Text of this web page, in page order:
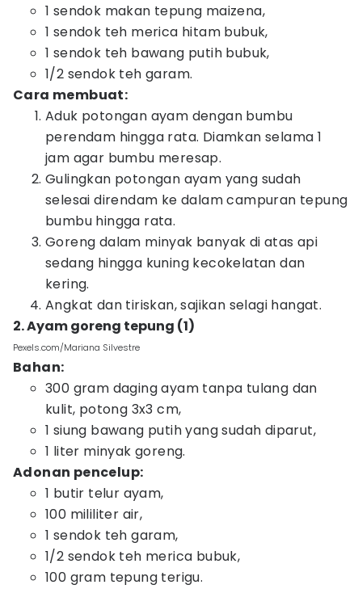
1 sendok makan tepung maizena,
1 sendok teh merica hitam bubuk,
1 sendok teh bawang putih bubuk,
1/2 sendok teh garam.
Cara membuat:
Aduk potongan ayam dengan bumbu
perendam hingga rata. Diamkan selama 1
jam agar bumbu meresap.
Gulingkan potongan ayam yang sudah
selesai direndam ke dalam campuran tepung
bumbu hingga rata.
Goreng dalam minyak banyak di atas api
sedang hingga kuning kecokelatan dan
kering.
Angkat dan tiriskan, sajikan selagi hangat.
2. Ayam goreng tepung (1)
Pexels.com/Mariana Silvestre
Bahan:
300 gram daging ayam tanpa tulang dan
kulit, potong 3x3 cm,
1 siung bawang putih yang sudah diparut,
1 liter minyak goreng.
Adonan pencelup:
1 butir telur ayam,
100 mililiter air,
1 sendok teh garam,
1/2 sendok teh merica bubuk,
100 gram tepung terigu.